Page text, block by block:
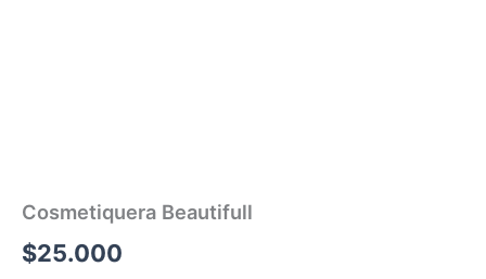
Cosmetiquera Beautifull
$25.000